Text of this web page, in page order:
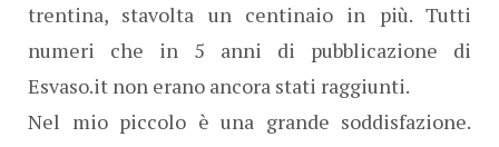
trentina, stavolta un centinaio in più. Tutti
numeri che in 5 anni di pubblicazione di
Esvaso.it non erano ancora stati raggiunti.
Nel mio piccolo è una grande soddisfazione.